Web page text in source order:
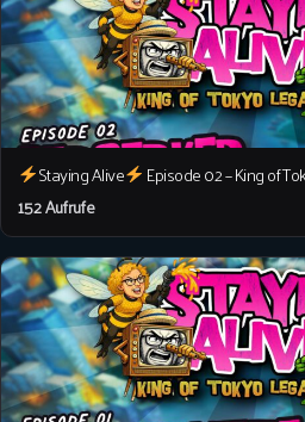
Staying Alive
Episode 02 – King of
152 Aufrufe